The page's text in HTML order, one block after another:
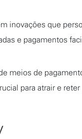
inovações que
e pagamentos
meios de
para atrair e